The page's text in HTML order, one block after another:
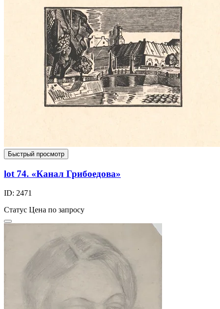
Быстрый просмотр
lot 74. «Канал Грибоедова»
ID: 2471
Статус Цена по запросу